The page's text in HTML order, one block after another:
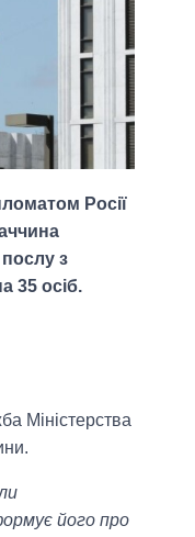
Росії
з
35 осіб.
Міністерства
його про